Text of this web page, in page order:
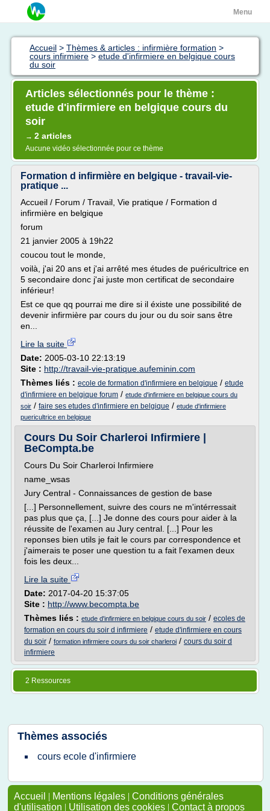
Menu
Accueil > Thèmes & articles : infirmière formation >
cours infirmiere > etude d'infirmiere en belgique cours
du soir
Articles sélectionnés pour le thème :
etude d'infirmiere en belgique cours du
soir
→ 2 articles
Aucune vidéo sélectionnée pour ce thème
Formation d infirmière en belgique - travail-vie-
pratique ...
Accueil / Forum / Travail, Vie pratique / Formation d
infirmière en belgique
forum
21 janvier 2005 à 19h22
coucou tout le monde,
voilà, j'ai 20 ans et j'ai arrêté mes études de puéricultrice en
5 secondaire donc j'ai juste mon certificat de secondaire
inférieur!
Est ce que qq pourrai me dire si il éxiste une possibilité de
devenir infirmière par cours du jour ou du soir sans être
en...
Lire la suite
Date: 2005-03-10 22:13:19
Site : http://travail-vie-pratique.aufeminin.com
Thèmes liés : ecole de formation d'infirmiere en belgique / etude
d'infirmiere en belgique forum / etude d'infirmiere en belgique cours du
soir / faire ses etudes d'infirmiere en belgique / etude d'infirmiere
puericultrice en belgique
Cours Du Soir Charleroi Infirmiere |
BeCompta.be
Cours Du Soir Charleroi Infirmiere
name_wsas
Jury Central - Connaissances de gestion de base
[...] Personnellement, suivre des cours ne m'intérressait
pas plus que ça, [...] Je donne des cours pour aider à la
réussite de l'examen au Jury central. [...] Pour les
reponses bien utils je fait le cours par correspondence et
j'aimerais te poser une question tu a fait l'examen deux
fois les deux...
Lire la suite
Date: 2017-04-20 15:37:05
Site : http://www.becompta.be
Thèmes liés : etude d'infirmiere en belgique cours du soir / ecoles de
formation en cours du soir d infirmiere / etude d'infirmiere en cours
du soir / formation infirmiere cours du soir charleroi / cours du soir d
infirmiere
2 Ressources
Thèmes associés
cours ecole d'infirmiere
Accueil | Mentions légales | Conditions générales
d'utilisation | Utilisation des cookies | Contact à propos